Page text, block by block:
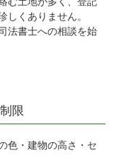
しくありません。
法書士への相談を始
限
色・建物の高さ・セ